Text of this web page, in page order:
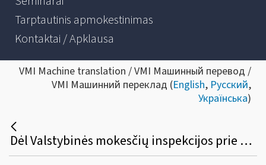
Tarptautinis apmokestinimas
Kontaktai / Apklausa
VMI Machine translation / VMI Машинный перевод /
VMI Машинний переклад (English, Русский,
Українська)
Dėl Valstybinės mokesčių inspekcijos prie Lietuvos Respublikos finansų ministerijos viršininko 2020 m. kovo 26 d. įsakymo Nr. VA-27 „Dėl pagalbos priemonių mokesčių mokėtojams, paveiktiems koronaviruso (covid-19) sukeltų neigiamų pasekmių“ pakeitimo